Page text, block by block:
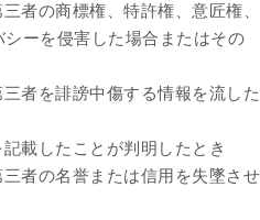
者の商標権、特許権、意匠権、
ーを侵害した場合またはその
者を誹謗中傷する情報を流した
載したことが判明したとき
者の名誉または信用を失墜させ